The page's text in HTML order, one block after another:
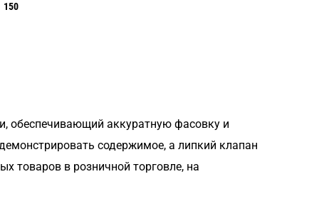
150
обеспечивающий аккуратную фасовку и
содержимое, а липкий клапан
товаров в розничной торговле, на